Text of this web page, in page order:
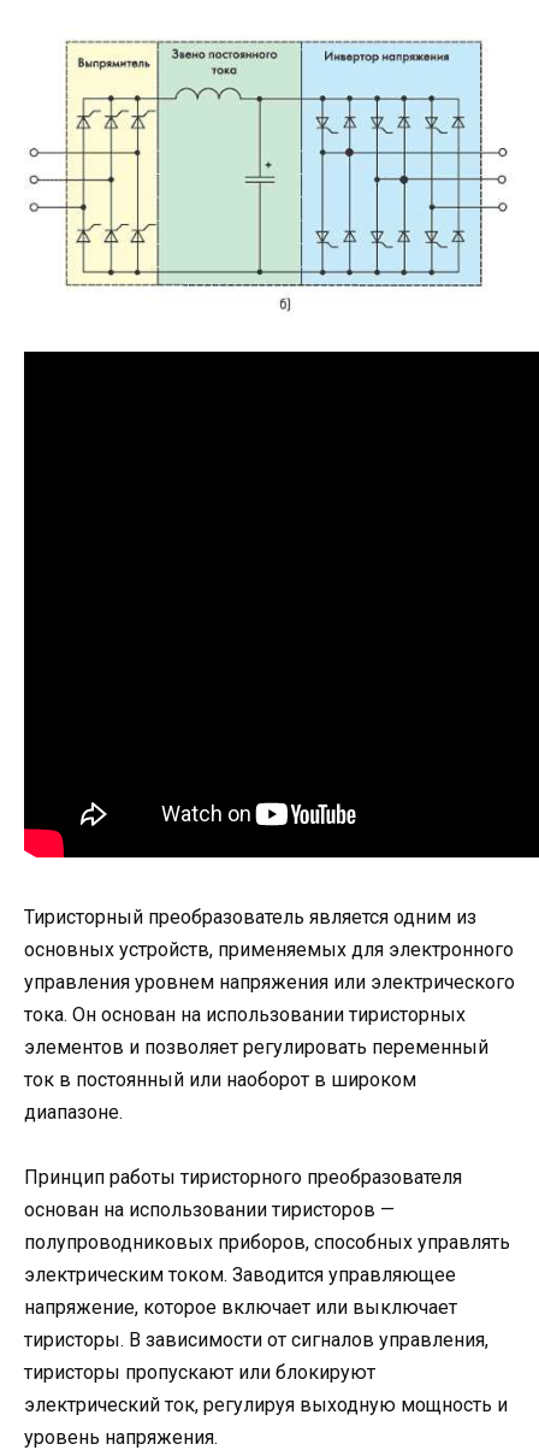
Тиристорный преобразователь является одним из
основных устройств, применяемых для электронного
управления уровнем напряжения или электрического
тока. Он основан на использовании тиристорных
элементов и позволяет регулировать переменный
ток в постоянный или наоборот в широком
диапазоне.
Принцип работы тиристорного преобразователя
основан на использовании тиристоров —
полупроводниковых приборов, способных управлять
электрическим током. Заводится управляющее
напряжение, которое включает или выключает
тиристоры. В зависимости от сигналов управления,
тиристоры пропускают или блокируют
электрический ток, регулируя выходную мощность и
уровень напряжения.